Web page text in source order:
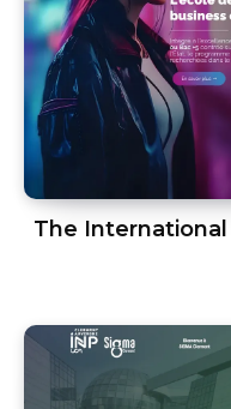
The International